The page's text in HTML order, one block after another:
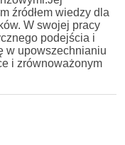
źródłem wiedzy dla
W swojej pracy
podejścia i
w upowszechnianiu
i zrównoważonym